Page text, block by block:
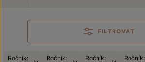
FILTROVAT
Ročník:
Ročník:
Ročník:
Ročník: